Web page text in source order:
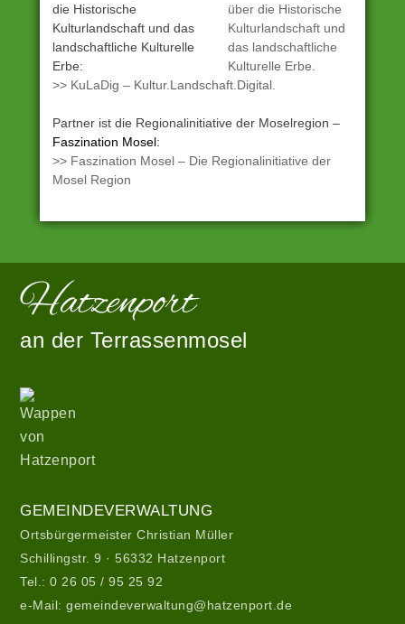
die Historische
Kulturlandschaft und das
landschaftliche Kulturelle
Erbe:
>> KuLaDig – Kultur.Landschaft.Digital.
Partner ist die Regionalinitiative der Moselregion –
Faszination Mosel:
>> Faszination Mosel – Die Regionalinitiative der
Mosel Region
von
WordPress
|
von
Stefan
Barth
Zur
Startseite
an der Terrassenmosel
Wappen
von
Gemeindeverwaltung
GEMEINDEVERWALTUNG
Ortsbürgermeister Christian Müller
Schillingstr. 9 · 56332 Hatzenport
Tel.:0 26 05 / 95 25 92
e-Mail:gemeindeverwaltung@hatzenport.de